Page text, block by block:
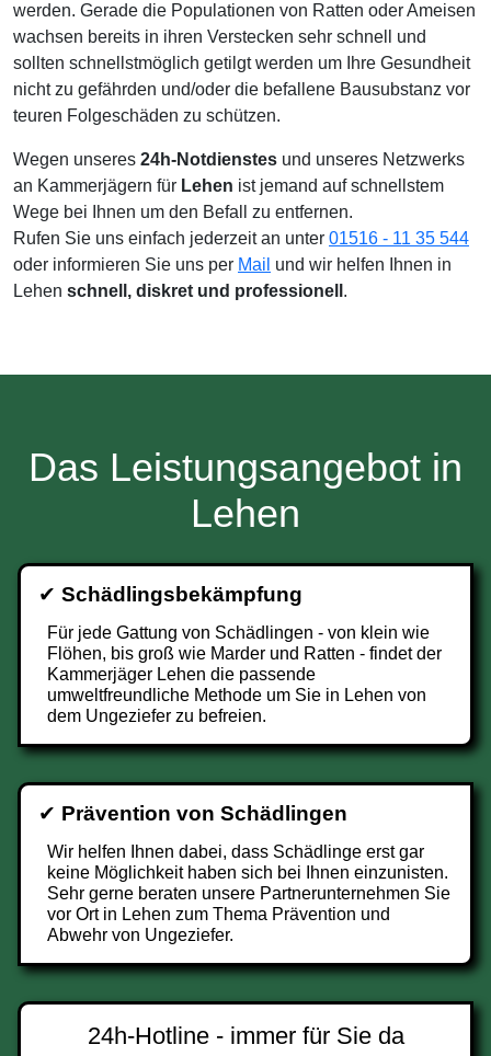
werden. Gerade die Populationen von Ratten oder Ameisen
wachsen bereits in ihren Verstecken sehr schnell und
sollten schnellstmöglich getilgt werden um Ihre Gesundheit
nicht zu gefährden und/oder die befallene Bausubstanz vor
teuren Folgeschäden zu schützen.
Wegen unseres 24h-Notdienstes und unseres Netzwerks
an Kammerjägern für Lehen ist jemand auf schnellstem
Wege bei Ihnen um den Befall zu entfernen.
Rufen Sie uns einfach jederzeit an unter 01516 - 11 35 544
oder informieren Sie uns per Mail und wir helfen Ihnen in
Lehen schnell, diskret und professionell .
Das Leistungsangebot in
Lehen
✔ Schädlingsbekämpfung
Für jede Gattung von Schädlingen - von klein wie
Flöhen, bis groß wie Marder und Ratten - findet der
Kammerjäger Lehen die passende
umweltfreundliche Methode um Sie in Lehen von
dem Ungeziefer zu befreien.
✔ Prävention von Schädlingen
Wir helfen Ihnen dabei, dass Schädlinge erst gar
keine Möglichkeit haben sich bei Ihnen einzunisten.
Sehr gerne beraten unsere Partnerunternehmen Sie
vor Ort in Lehen zum Thema Prävention und
Abwehr von Ungeziefer.
24h-Hotline - immer für Sie da